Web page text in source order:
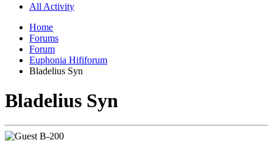
All Activity
Home
Forums
Forum
Euphonia Hififorum
Bladelius Syn
Bladelius Syn